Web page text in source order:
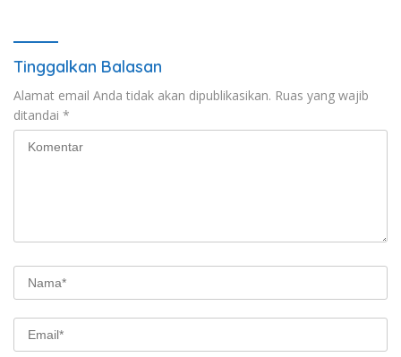
Tinggalkan Balasan
Alamat email Anda tidak akan dipublikasikan. Ruas yang wajib
ditandai *